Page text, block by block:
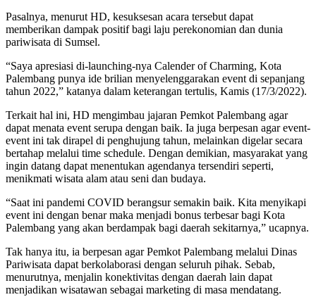
Pasalnya, menurut HD, kesuksesan acara tersebut dapat
memberikan dampak positif bagi laju perekonomian dan dunia
pariwisata di Sumsel.
“Saya apresiasi di-launching-nya Calender of Charming, Kota
Palembang punya ide brilian menyelenggarakan event di sepanjang
tahun 2022,” katanya dalam keterangan tertulis, Kamis (17/3/2022).
Terkait hal ini, HD mengimbau jajaran Pemkot Palembang agar
dapat menata event serupa dengan baik. Ia juga berpesan agar event-
event ini tak dirapel di penghujung tahun, melainkan digelar secara
bertahap melalui time schedule. Dengan demikian, masyarakat yang
ingin datang dapat menentukan agendanya tersendiri seperti,
menikmati wisata alam atau seni dan budaya.
“Saat ini pandemi COVID berangsur semakin baik. Kita menyikapi
event ini dengan benar maka menjadi bonus terbesar bagi Kota
Palembang yang akan berdampak bagi daerah sekitarnya,” ucapnya.
Tak hanya itu, ia berpesan agar Pemkot Palembang melalui Dinas
Pariwisata dapat berkolaborasi dengan seluruh pihak. Sebab,
menurutnya, menjalin konektivitas dengan daerah lain dapat
menjadikan wisatawan sebagai marketing di masa mendatang.